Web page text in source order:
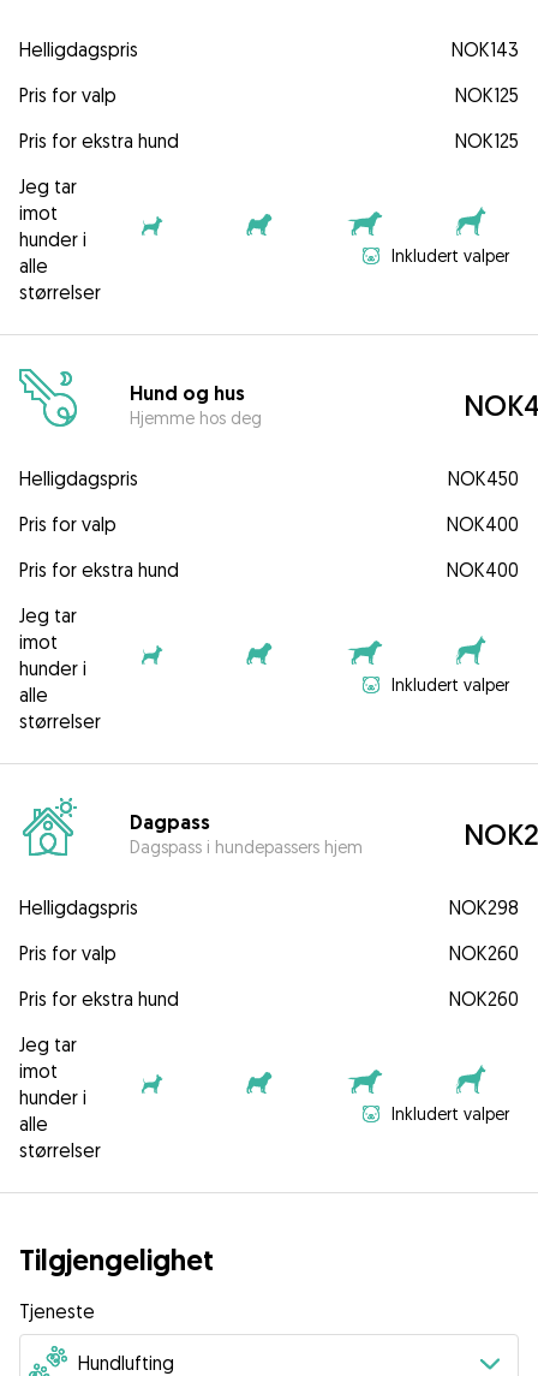
Helligdagspris
NOK143
Pris for valp
NOK125
Pris for ekstra hund
NOK125
Jeg tar
imot
hunder i
alle
størrelser
Inkludert valper
Hund og hus
Hjemme hos deg
Helligdagspris
NOK450
Pris for valp
NOK400
Pris for ekstra hund
NOK400
Jeg tar
imot
hunder i
alle
størrelser
Inkludert valper
Dagpass
Dagspass i hundepassers hjem
Helligdagspris
NOK298
Pris for valp
NOK260
Pris for ekstra hund
NOK260
Jeg tar
imot
hunder i
alle
størrelser
Inkludert valper
Tilgjengelighet
Tjeneste